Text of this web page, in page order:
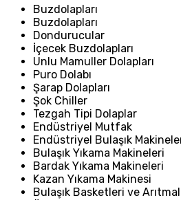
Buzdolapları
Buzdolapları
Dondurucular
İçecek Buzdolapları
Unlu Mamuller Dolapları
Puro Dolabı
Şarap Dolapları
Şok Chiller
Tezgah Tipi Dolaplar
Endüstriyel Mutfak
Endüstriyel Bulaşık
Bulaşık Yıkama Makineleri
Bardak Yıkama Makineleri
Kazan Yıkama Makinesi
Bulaşık Basketleri ve